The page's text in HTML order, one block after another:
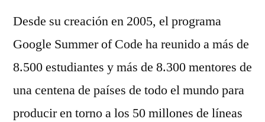
Desde su creación en 2005, el programa
Google Summer of Code ha reunido a más de
8.500 estudiantes y más de 8.300 mentores de
una centena de países de todo el mundo para
producir en torno a los 50 millones de líneas